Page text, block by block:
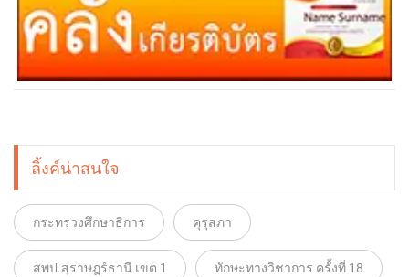
ลิ้งค์น่าสนใจ
กระทรวงศึกษาธิการ คุรุสภา
สพป.สุราษฎร์ธานี เขต 1 ทักษะทางวิชาการ ครั้งที่ 18